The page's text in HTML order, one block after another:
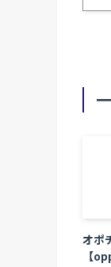
オポ
【